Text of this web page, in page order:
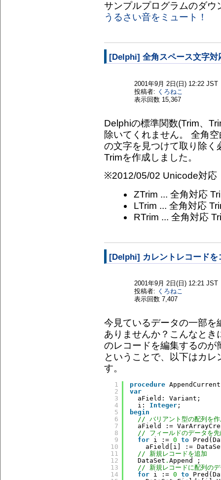
サンプルプログラムのダ
うるさい音をミュート！
[Delphi] 全角スペース文字対
2001年9月 2日(日) 12:22 JST
投稿者: くろねこ
表示回数 15,367
Delphiの標準関数(Trim、
除いてくれません。 全角
の文字を見つけて取り除く
Trimを作成しました。
※2012/05/02 Unicode対応
ZTrim ... 全角対応
LTrim ... 全角対応
RTrim ... 全角対応
[Delphi] カレントレコードを
2001年9月 2日(日) 12:21 JST
投稿者: くろねこ
表示回数 7,407
今見ているデータの一部を
ありませんか？こんなと
のレコードを編集するのが
ということで、以下はカ
す。
1
2
3
4
5
6
7
8
9
10
11
12
13
14
procedure
var
aField: Variant;
i: Integer ;
begin
// バリアント型の配列を
aField :=
// フィールドのデータを
for i := 0 to
aField[i] :=
// 新規レコードを追加
DataSet .Append ;
// 新規レコードに配列の
for i := 0 to